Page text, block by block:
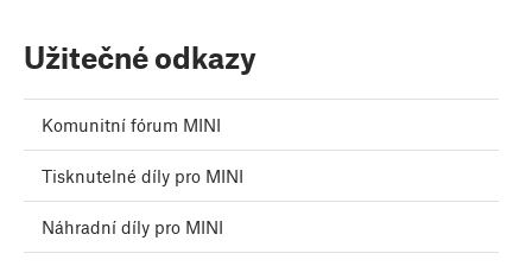
Užitečné odkazy
Komunitní fórum MINI
Tisknutelné díly pro MINI
Náhradní díly pro MINI